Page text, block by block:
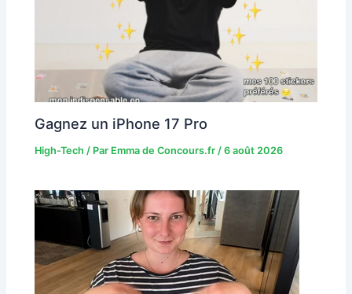
Gagnez un iPhone 17 Pro
High-Tech / Par Emma de Concours.fr/6 août 2026